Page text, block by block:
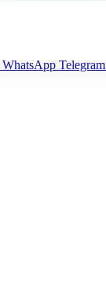
WhatsApp Telegram